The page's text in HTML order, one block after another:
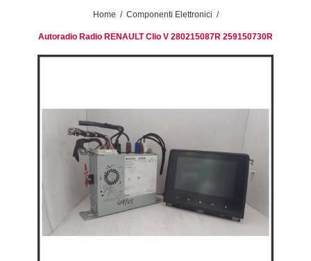
Home / Componenti Elettronici /
Autoradio Radio RENAULT Clio V 280215087R 259150730R